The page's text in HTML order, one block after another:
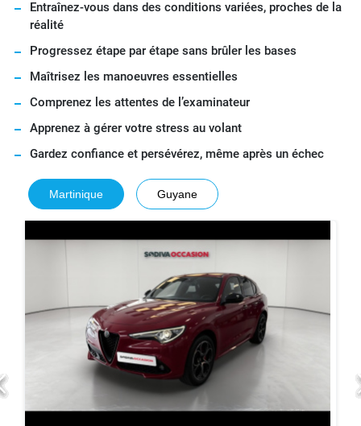
Entraînez-vous dans des conditions variées, proches de la
réalité
Progressez étape par étape sans brûler les bases
Maîtrisez les manoeuvres essentielles
Comprenez les attentes de l’examinateur
Apprenez à gérer votre stress au volant
Gardez confiance et persévérez, même après un échec
Martinique Guyane